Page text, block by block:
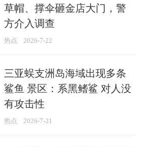
草帽、撑伞砸金店大门，警
方介入调查
热点 2026-7-22
三亚蜈支洲岛海域出现多条
鲨鱼 景区：系黑鳍鲨 对人没
有攻击性
热点 2026-7-21